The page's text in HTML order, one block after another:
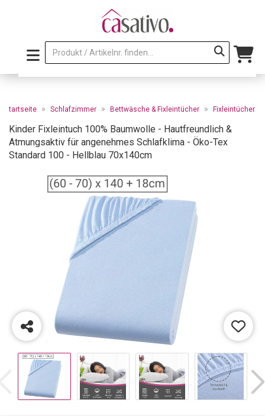
Startseite » Schlafzimmer » Bettwäsche & Fixleintücher » Fixleintücher
Kinder Fixleintuch 100% Baumwolle - Hautfreundlich &
Atmungsaktiv für angenehmes Schlafklima - Öko-Tex
Standard 100 - Hellblau 70x140cm